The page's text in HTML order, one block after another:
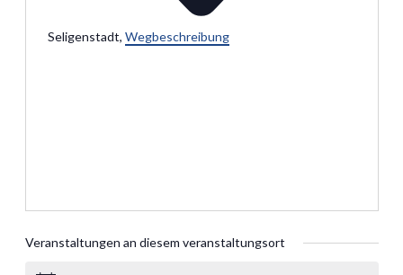
Seligenstadt, Wegbeschreibung
Veranstaltungen an diesem veranstaltungsort